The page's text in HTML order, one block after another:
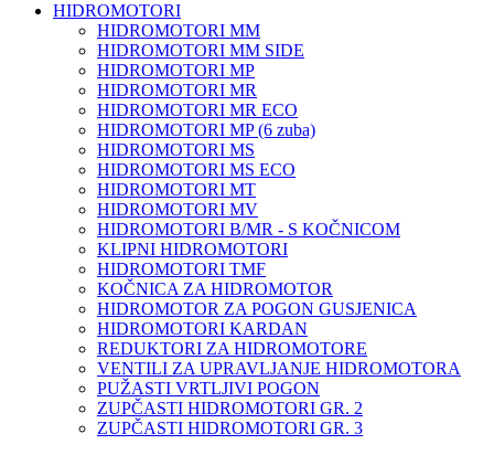
HIDROMOTORI
HIDROMOTORI MM
HIDROMOTORI MM SIDE
HIDROMOTORI MP
HIDROMOTORI MR
HIDROMOTORI MR ECO
HIDROMOTORI MP (6 zuba)
HIDROMOTORI MS
HIDROMOTORI MS ECO
HIDROMOTORI MT
HIDROMOTORI MV
HIDROMOTORI B/MR - S KOČNICOM
KLIPNI HIDROMOTORI
HIDROMOTORI TMF
KOČNICA ZA HIDROMOTOR
HIDROMOTOR ZA POGON GUSJENICA
HIDROMOTORI KARDAN
REDUKTORI ZA HIDROMOTORE
VENTILI ZA UPRAVLJANJE HIDROMOTORA
PUŽASTI VRTLJIVI POGON
ZUPČASTI HIDROMOTORI GR. 2
ZUPČASTI HIDROMOTORI GR. 3